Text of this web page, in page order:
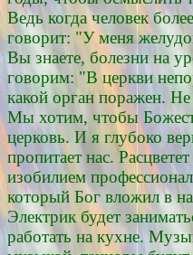
Ведь когда человек
говорит: "У меня
Вы знаете, болезни на
говорим: "В церкви
какой орган поражен.
Мы хотим, чтобы
церковь. И я глубоко
пропитает нас.
изобилием
который Бог вложил в
Электрик будет
работать на кухне.